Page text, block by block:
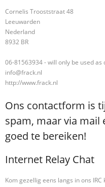
Cornelis Trooststraat 48
Leeuwarden
Nederland
8932 BR
06-81563934 - will only be used
info@frack.nl
http://www.frack.nl
Ons contactform is
spam, maar via mail
goed te bereiken!
Internet Relay Chat
Kom gezellig eens langs in ons IRC